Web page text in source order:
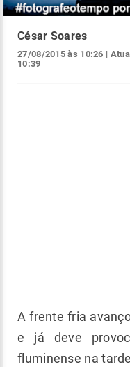
César Soares
27/08/2015 às 10:26 |
10:39
A frente fria
e já deve
fluminense na